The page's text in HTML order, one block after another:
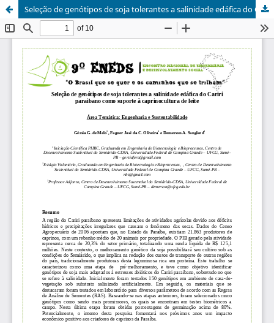
Seleção de genótipos de soja tolerantes a salinidade edáfica do Cariri paraibano como suporte à caprinocultura de leite